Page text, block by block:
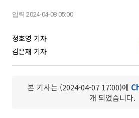
입력 2024-04-08 05:00
정호영 기자
김은재 기자
본 기사는 (2024-04-07 17:00)에
개 되었습니다.